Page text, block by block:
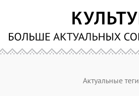
Актуальные теги